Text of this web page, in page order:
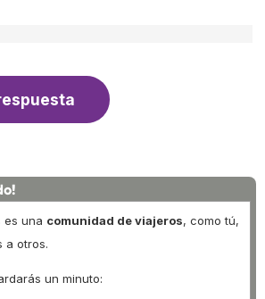
es una comunidad de viajeros, como tú,
a otros.
un minuto: